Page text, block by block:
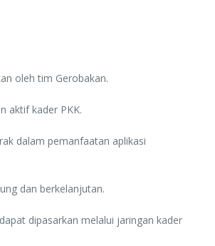
oleh tim Gerobakan.
aktif kader PKK.
dalam pemanfaatan aplikasi
dan berkelanjutan.
dipasarkan melalui jaringan kader